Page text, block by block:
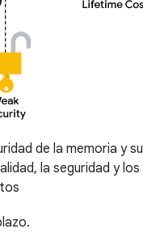
de la memoria y su
la seguridad y los